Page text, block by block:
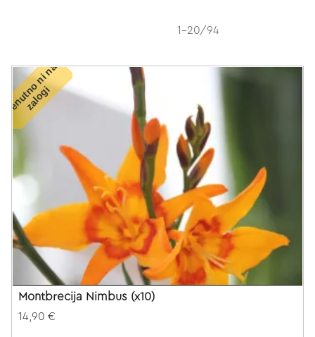
1-20/94
T
r
e
n
u
t
n
o
n
i
n
a
z
a
l
o
g
i
Montbrecija Nimbus (x10)
14,90 €